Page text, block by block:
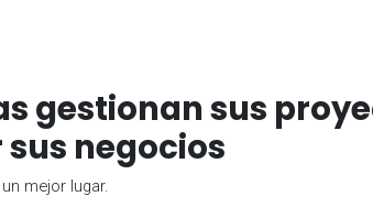
gestionan sus
negocios
mejor lugar.